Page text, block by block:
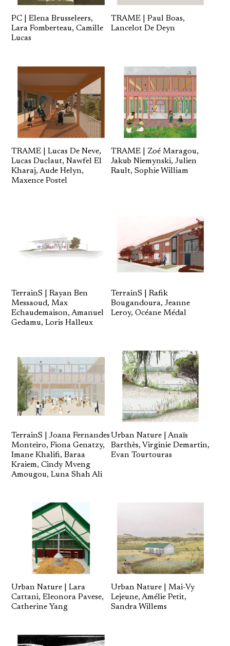
PC | Elena Brusseleers,
Lara Fomberteau, Camille
Lucas
TRAME | Paul Boas,
Lancelot De Deyn
TRAME | Lucas De Neve,
Lucas Duclaut, Nawfel El
Kharaj, Aude Helyn,
Maxence Postel
TRAME | Zoé Maragou,
Jakub Niemynski, Julien
Rault, Sophie William
TerrainS | Rayan Ben
Messaoud, Max
Echaudemaison, Amanuel
Gedamu, Loris Halleux
TerrainS | Rafik
Bougandoura, Jeanne
Leroy, Océane Médal
TerrainS | Joana Fernandes
Monteiro, Fiona Genatzy,
Imane Khalifi, Baraa
Kraiem, Cindy Mveng
Amougou, Luna Shah Ali
Urban Nature | Anaïs
Barthès, Virginie Demartin,
Evan Tourtouras
Urban Nature | Lara
Cattani, Eleonora Pavese,
Catherine Yang
Urban Nature | Mai-Vy
Lejeune, Amélie Petit,
Sandra Willems